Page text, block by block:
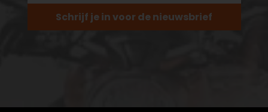
Schrijf je in voor de nieuwsbrief